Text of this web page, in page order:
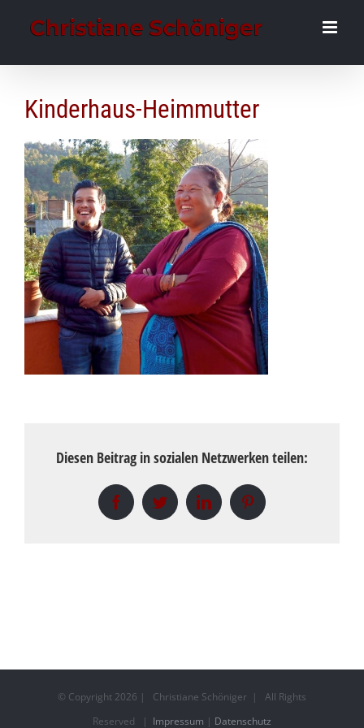
Kinderhaus-Heimmutter
Diesen Beitrag in sozialen Netzwerken teilen:
FacebookTwitterLinkedInPinterest
© Copyright 2026 | Christiane Schöniger | All Rights
Reserved | Impressum | Datenschutz